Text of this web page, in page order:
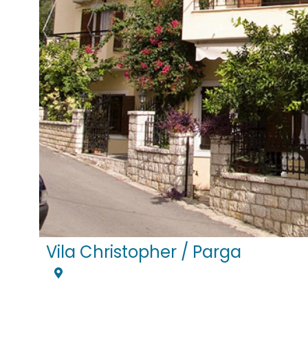
Vila Christopher / Parga